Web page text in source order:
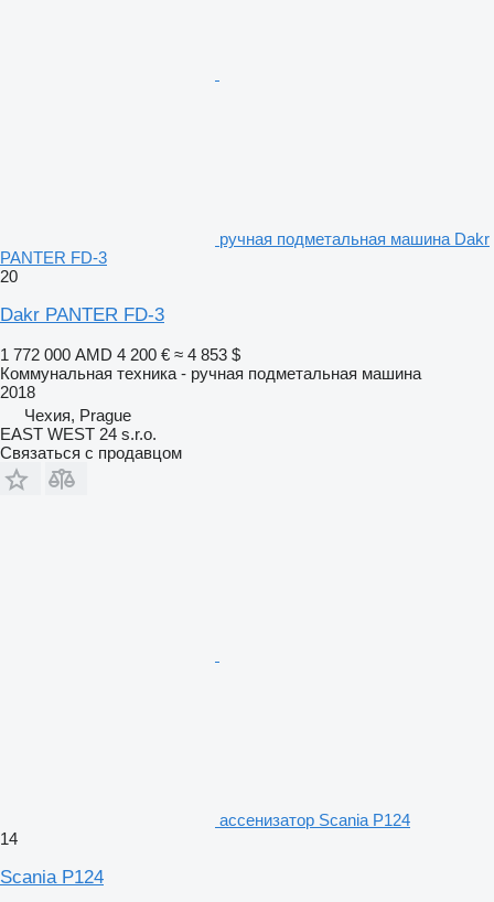
ручная подметальная машина Dakr
PANTER FD-3
20
Dakr PANTER FD-3
1 772 000 AMD 4 200 € ≈ 4 853 $
Коммунальная техника - ручная подметальная машина
2018
Чехия, Prague
EAST WEST 24 s.r.o.
Связаться с продавцом
ассенизатор Scania P124
14
Scania P124